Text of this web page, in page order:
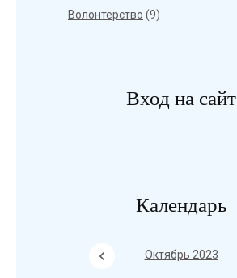
Волонтерство (9)
Вход на сайт
Календарь
Октябрь 2023